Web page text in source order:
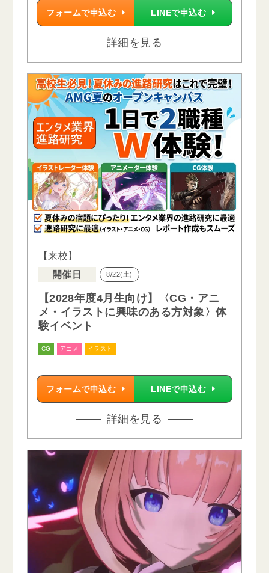
フォームで申込む LINEで申込む
詳細を見る
【来校】
開催日
8/22(土)
【2028年度4月生向け】〈CG・アニ
メ・イラストに興味のある方対象〉体
験イベント
CG アニメ イラスト
フォームで申込む LINEで申込む
詳細を見る